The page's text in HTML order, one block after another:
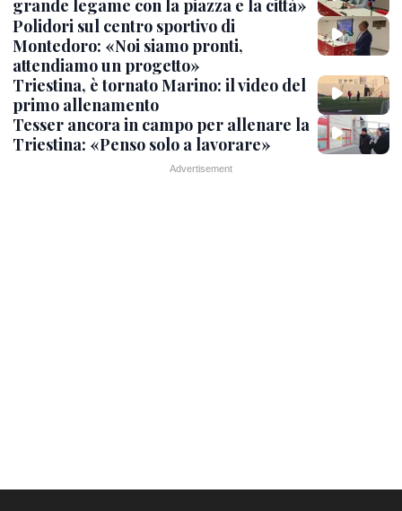
grande legame con la piazza e la città»
Polidori sul centro sportivo di
Montedoro: «Noi siamo pronti,
attendiamo un progetto»
Triestina, è tornato Marino: il video del
primo allenamento
Tesser ancora in campo per allenare la
Triestina: «Penso solo a lavorare»